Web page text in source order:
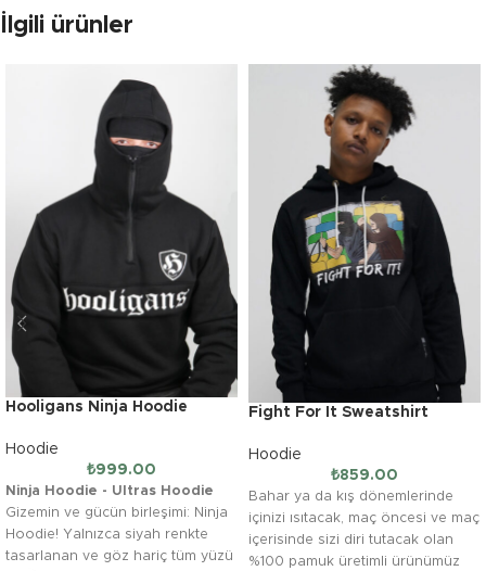
İlgili ürünler
Hooligans Ninja Hoodie
Hoodie
₺999.00
Ninja Hoodie - Ultras Hoodie
Gizemin ve gücün birleşimi: Ninja
Hoodie! Yalnızca siyah renkte
tasarlanan ve göz hariç tüm yüzü
Fight For It Sweatshirt
Hoodie
₺859.00
Bahar ya da kış dönemlerinde
içinizi ısıtacak, maç öncesi ve maç
içerisinde sizi diri tutacak olan
%100 pamuk üretimli ürünümüz